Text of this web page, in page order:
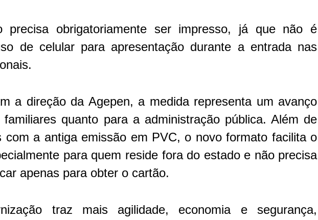
precisa obrigatoriamente ser impresso, já que não é
de celular para apresentação durante a entrada nas
a direção da Agepen, a medida representa um avanço
quanto para a administração pública. Além de
com a antiga emissão em PVC, o novo formato facilita o
para quem reside fora do estado e não precisa
apenas para obter o cartão.
traz mais agilidade, economia e segurança,